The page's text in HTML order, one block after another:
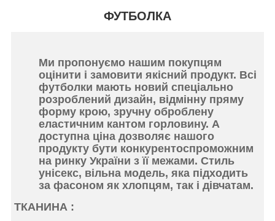
ФУТБОЛКА
Ми пропонуємо нашим покупцям
оцінити і замовити якісний продукт. Всі
футболки мають новий спеціально
розроблений дизайн, відмінну пряму
форму крою, зручну оброблену
еластичним кантом горловину. А
доступна ціна дозволяє нашого
продукту бути конкурентоспроможним
на ринку України з її межами. Стиль
унісекс, вільна модель, яка підходить
за фасоном як хлопцям, так і дівчатам.
ТКАНИНА :